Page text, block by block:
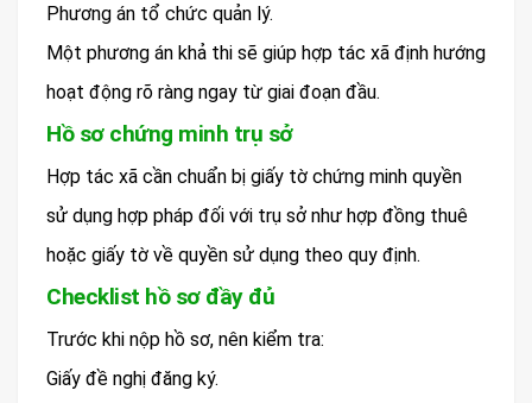
Phương án tổ chức quản lý.
Một phương án khả thi sẽ giúp hợp tác xã định hướng
hoạt động rõ ràng ngay từ giai đoạn đầu.
Hồ sơ chứng minh trụ sở
Hợp tác xã cần chuẩn bị giấy tờ chứng minh quyền
sử dụng hợp pháp đối với trụ sở như hợp đồng thuê
hoặc giấy tờ về quyền sử dụng theo quy định.
Checklist hồ sơ đầy đủ
Trước khi nộp hồ sơ, nên kiểm tra:
Giấy đề nghị đăng ký.